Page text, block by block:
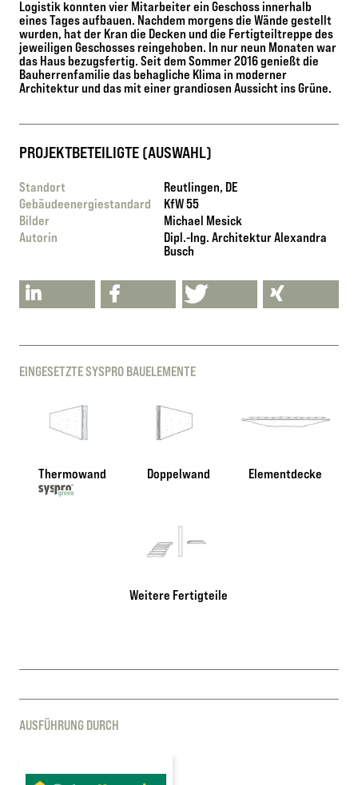
Logistik konnten vier Mitarbeiter ein Geschoss innerhalb
eines Tages aufbauen. Nachdem morgens die Wände gestellt
wurden, hat der Kran die Decken und die Fertigteiltreppe des
jeweiligen Geschosses reingehoben. In nur neun Monaten war
das Haus bezugsfertig. Seit dem Sommer 2016 genießt die
Bauherrenfamilie das behagliche Klima in moderner
Architektur und das mit einer grandiosen Aussicht ins Grüne.
PROJEKTBETEILIGTE (AUSWAHL)
Standort
Reutlingen, DE
Gebäudeenergiestandard
KfW 55
Bilder
Michael Mesick
Autorin
Dipl.-Ing. Architektur Alexandra
Busch
EINGESETZTE SYSPRO BAUELEMENTE
Thermowand Doppelwand Elementdecke
Weitere Fertigteile
AUSFÜHRUNG DURCH